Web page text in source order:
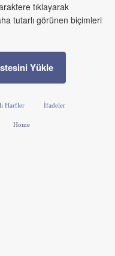
tıklayarak
tutarlı görünen biçimleri
Yükle
Harfler İfadeler
Home